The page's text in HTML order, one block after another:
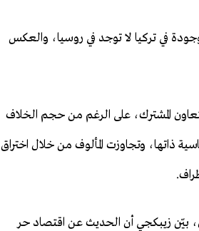
في تركيا لا توجد في روسيا، والعكس
المشترك، على الرغم من حجم الخلاف
ذاتها، وتجاوزت المألوف من خلال اختراق
بيّن زيبكجي أن الحديث عن اقتصاد حر